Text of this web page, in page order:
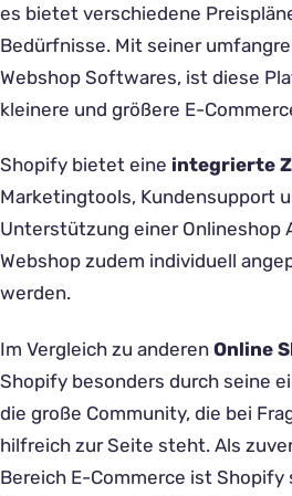
es bietet verschiedene
Bedürfnisse. Mit seiner
Webshop Softwares, ist diese
kleinere und größere E-
Shopify bietet eine integrierte
Marketingtools, Kundensupport
Unterstützung einer Onlineshop
Webshop zudem individuell
werden.
Im Vergleich zu anderen Online
Shopify besonders durch seine
die große Community, die bei
hilfreich zur Seite steht. Als
Bereich E-Commerce ist Shopify